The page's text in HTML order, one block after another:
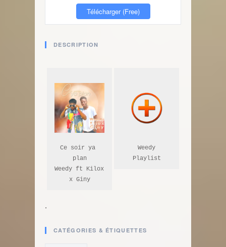
Télécharger (Free)
DESCRIPTION
Ce soir ya
plan
Weedy ft Kilox
x Giny
Weedy
Playlist
.
CATÉGORIES & ÉTIQUETTES